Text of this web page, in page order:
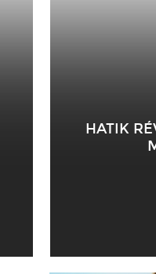
HATIK